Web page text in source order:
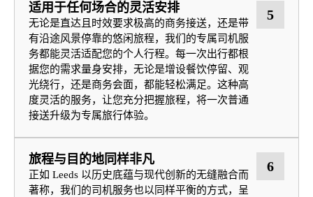
适用于任何场合的灵活安排
无论是直达且时效要求极高的商务接送，还是带
有沿途风景停靠的悠闲旅程，我们的专属司机服
务都能灵活适配您的个人行程。每一次出行都根
据您的需求量身安排，无论是增设餐饮停留、观
光绕行，还是商务会面，都能轻松满足。这种高
度灵活的服务，让您充分把握旅程，将一次普通
接送升级为专属旅行体验。
5
旅程与目的地同样非凡
正如 Leeds 以历史底蕴与现代创新的无缝融合而
著称，我们的司机服务也以同样平衡的方式，呈
6